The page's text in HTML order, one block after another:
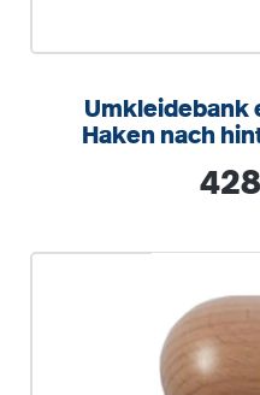
Umkleidebank
Haken nach